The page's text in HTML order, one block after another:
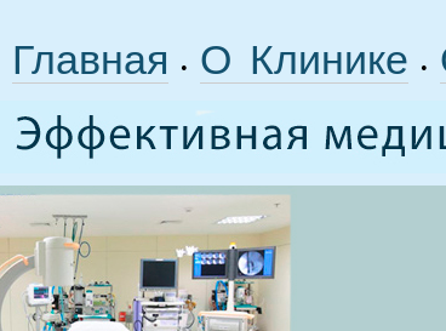
Главная • О Клинике •